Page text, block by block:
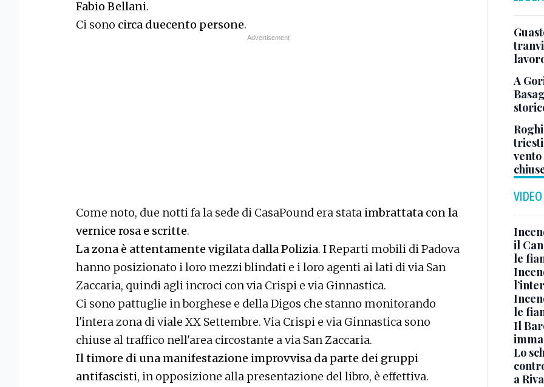
Fabio Bellani.
Ci sono circa duecento persone.
Come noto, due notti fa la sede di CasaPound era stata imbrattata con la
vernice rosa e scritte.
La zona è attentamente vigilata dalla Polizia. I Reparti mobili di Padova
hanno posizionato i loro mezzi blindati e i loro agenti ai lati di via San
Zaccaria, quindi agli incroci con via Crispi e via Ginnastica.
Ci sono pattuglie in borghese e della Digos che stanno monitorando
l'intera zona di viale XX Settembre. Via Crispi e via Ginnastica sono
chiuse al traffico nell'area circostante a via San Zaccaria.
Il timore di una manifestazione improvvisa da parte dei gruppi
antifascisti, in opposizione alla presentazione del libro, è effettiva.
A
VIDEO
il
le
le
Il
Lo
a